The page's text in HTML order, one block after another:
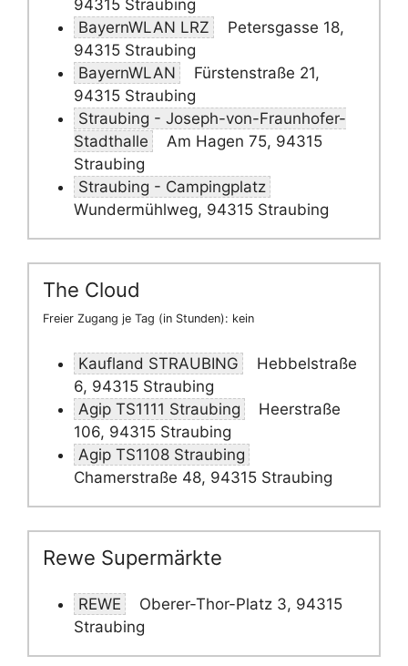
94315 Straubing
BayernWLAN LRZ
Petersgasse 18,
94315 Straubing
BayernWLAN
Fürstenstraße 21,
94315 Straubing
Straubing - Joseph-von-Fraunhofer-
Stadthalle
Am Hagen 75, 94315
Straubing
Straubing - Campingplatz
Wundermühlweg, 94315 Straubing
The Cloud
Freier Zugang je Tag (in Stunden): kein
Kaufland STRAUBING
Hebbelstraße
6, 94315 Straubing
Agip TS1111 Straubing
Heerstraße
106, 94315 Straubing
Agip TS1108 Straubing
Chamerstraße 48, 94315 Straubing
Rewe Supermärkte
REWE
Oberer-Thor-Platz 3, 94315
Straubing